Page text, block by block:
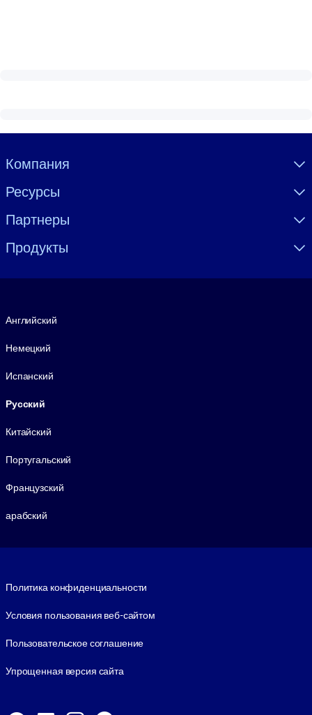
Visually hidden Text
Компания
Ресурсы
Партнеры
Продукты
Английский
Немецкий
Испанский
Русский
Китайский
Португальский
Французский
арабский
Политика конфиденциальности
Условия пользования веб-сайтом
Пользовательское соглашение
Упрощенная версия сайта